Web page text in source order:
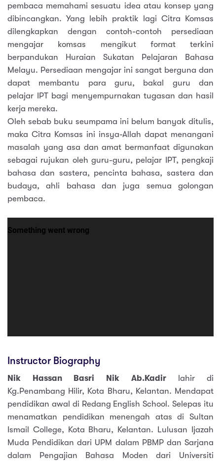
pembaca memahami sesuatu idea atau konsep yang
dibincangkan. Yang lebih praktik lagi Citra Komsas
dilengkapkan dengan contoh-contoh persediaan
mengajar komsas mengikut format terkini
berpandukan Huraian Sukatan Pelajaran Bahasa
Melayu. Persediaan mengajar ini sangat berguna dan
dapat membantu para guru, bakal guru dan
pelajar IPT bagi menyempurnakan tugasan dan hasil
kerja mereka.
Oleh sebab buku seumpama ini belum banyak ditulis,
maka Citra Komsas ini insya-Allah dapat menangani
masalah yang asa dan amat bermanfaat digunakan
sebagai rujukan oleh guru-guru, pelajar IPT, pengkaji
bahasa dan sastera, pencinta bahasa, sastera dan
budaya, ahli bahasa dan juga semua golongan
pembaca.
Instructor Biography
Nik Hassan Basri Nik Ab.Kadirlahir di
Kg.Penambang Hilir, Kota Bharu, Kelantan. Mendapat
pendidikan awal di Redang English School. Selepas itu
menamatkan pendidikan menengah atas di Sultan
Ismail College, Kota Bharu, Kelantan. Lulusan Ijazah
Muda Pendidikan dari UPM dalam PBMP dan Sarjana
dalam Pengajian Bahasa Moden dari Universiti